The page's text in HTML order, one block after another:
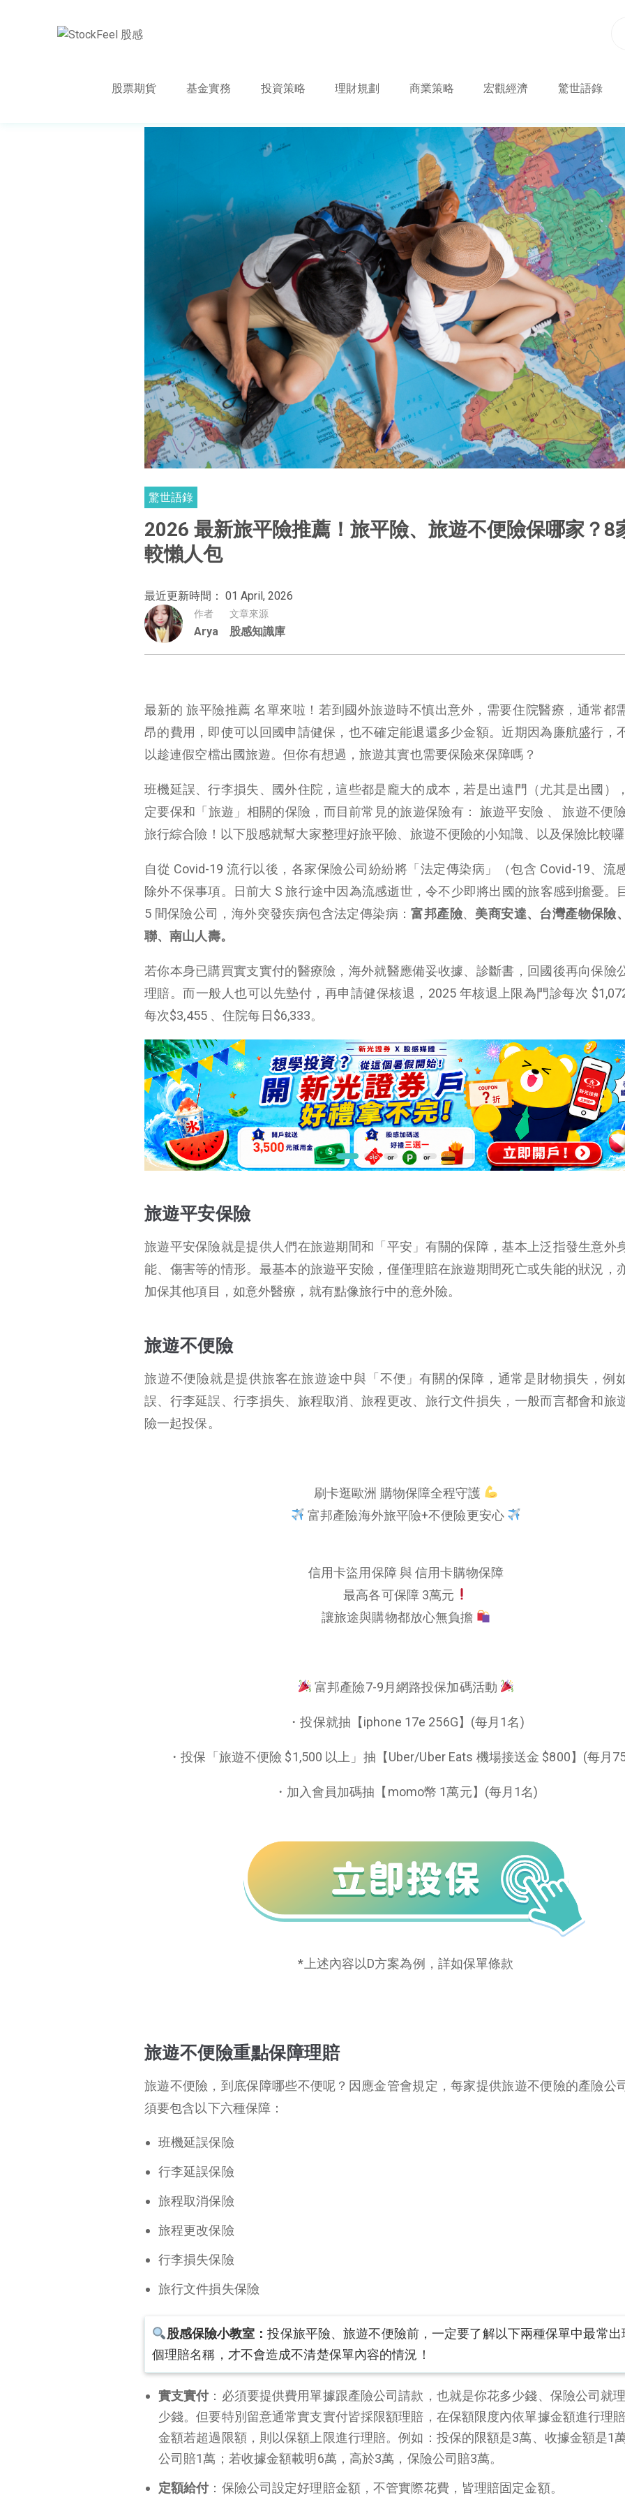
股票期貨 基金實務 投資策略 理財規劃 商業策略 宏觀經濟 驚世語錄
驚世語錄
2026 最新旅平險推薦！旅平險、旅遊不便險保哪家？8
較懶人包
最近更新時間： 01 April, 2026
作者
Arya
文章來源
股感知識庫
最新的 旅平險推薦 名單來啦！若到國外旅遊時不慎出意外，需要住院醫療，通常都
昂的費用，即使可以回國申請健保，也不確定能退還多少金額。近期因為廉航盛行，
以趁連假空檔出國旅遊。但你有想過，旅遊其實也需要保險來保障嗎？
班機延誤、行李損失、國外住院，這些都是龐大的成本，若是出遠門（尤其是出國）
定要保和「旅遊」相關的保險，而目前常見的旅遊保險有： 旅遊平安險 、 旅遊不便
旅行綜合險！以下股感就幫大家整理好旅平險、旅遊不便險的小知識、以及保險比較
自從 Covid-19 流行以後，各家保險公司紛紛將「法定傳染病」（包含 Covid-19、流
除外不保事項。日前大 S 旅行途中因為流感逝世，令不少即將出國的旅客感到擔憂。
5 間保險公司，海外突發疾病包含法定傳染病：富邦產險、 美商安達、台灣產物保險
聯、南山人壽。
若你本身已購買實支實付的醫療險，海外就醫應備妥收據、診斷書，回國後再向保險
理賠。而一般人也可以先墊付，再申請健保核退，2025 年核退上限為門診每次
每次$3,455 、住院每日$6,333。
旅遊平安保險
旅遊平安保險就是提供人們在旅遊期間和「平安」有關的保障，基本上泛指發生意外
能、傷害等的情形。最基本的旅遊平安險，僅僅理賠在旅遊期間死亡或失能的狀況，
加保其他項目，如意外醫療，就有點像旅行中的意外險。
旅遊不便險
旅遊不便險就是提供旅客在旅遊途中與「不便」有關的保障，通常是財物損失，例
誤、行李延誤、行李損失、旅程取消、旅程更改、旅行文件損失，一般而言都會和旅
險一起投保。
刷卡逛歐洲 購物保障全程守護
富邦產險海外旅平險+不便險更安心
信用卡盜用保障 與 信用卡購物保障
最高各可保障 3萬元
讓旅途與購物都放心無負擔
富邦產險7-9月網路投保加碼活動
・投保就抽【iphone 17e 256G】(每月1名)
・投保「旅遊不便險 $1,500 以上」抽【Uber/Uber Eats 機場接送金 $800】(每月
・加入會員加碼抽【momo幣 1萬元】(每月1名)
*上述內容以D方案為例，詳如保單條款
旅遊不便險重點保障理賠
旅遊不便險，到底保障哪些不便呢？因應金管會規定，每家提供旅遊不便險的產險公
須要包含以下六種保障：
班機延誤保險
行李延誤保險
旅程取消保險
旅程更改保險
行李損失保險
旅行文件損失保險
股感保險小教室：投保旅平險、旅遊不便險前，一定要了解以下兩種保單中最常出
個理賠名稱，才不會造成不清楚保單內容的情況！
實支實付 ：必須要提供費用單據跟產險公司請款，也就是你花多少錢、保險公司就
少錢。但要特別留意通常實支實付皆採限額理賠，在保額限度內依單據金額進行理
金額若超過限額，則以保額上限進行理賠。例如：投保的限額是3萬、收據金額是1
公司賠1萬；若收據金額載明6萬，高於3萬，保險公司賠3萬。
定額給付 ：保險公司設定好理賠金額，不管實際花費，皆理賠固定金額。